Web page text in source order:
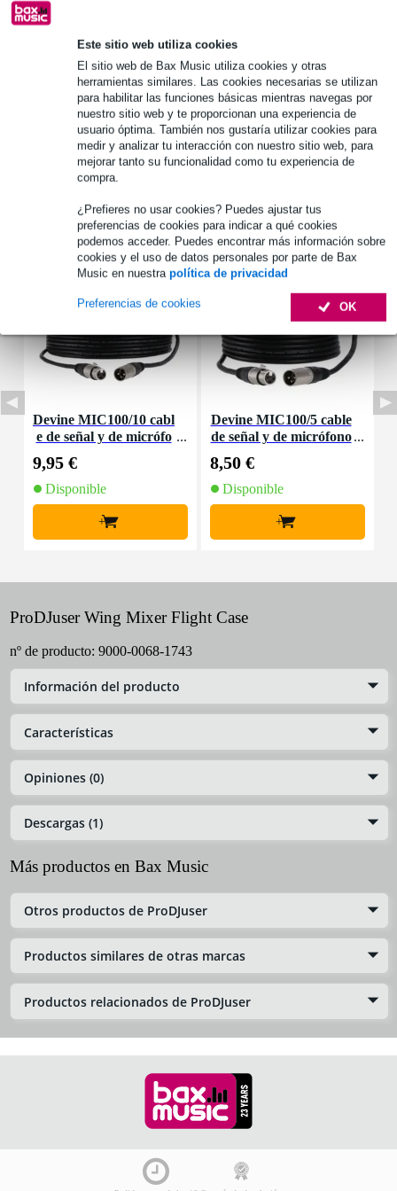
Este sitio web utiliza cookies
El sitio web de Bax Music utiliza cookies y otras
herramientas similares. Las cookies necesarias se utilizan
para habilitar las funciones básicas mientras navegas por
nuestro sitio web y te proporcionan una experiencia de
usuario óptima. También nos gustaría utilizar cookies para
medir y analizar tu interacción con nuestro sitio web, para
mejorar tanto su funcionalidad como tu experiencia de
compra.
¿Prefieres no usar cookies? Puedes ajustar tus
preferencias de cookies para indicar a qué cookies
podemos acceder. Puedes encontrar más información sobre
cookies y el uso de datos personales por parte de Bax
Music en nuestra política de privacidad
OK
Preferencias de cookies
Información del producto
Prodjuser Wing
flight case para mesa de mezclas
adecuado para:
Behringer Wing
Especificaciones completas
Accesorios (8)
Devine MIC100/10 cabl
e de señal y de micrófo
9,95 €
Disponible
+
Devine MIC100/5 cable
de señal y de micrófono
8,50 €
Disponible
+
ProDJuser Wing Mixer Flight Case
nº de producto: 9000-0068-1743
Información del producto
Características
Opiniones (0)
Descargas (1)
Más productos en Bax Music
Otros productos de ProDJuser
Productos similares de otras marcas
Productos relacionados de ProDJuser